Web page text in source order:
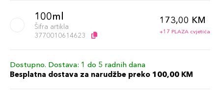
100ml
Šifra artikla
3770010614623
173,00 KM
+17 PLAZA cvjetića
Dostupno. Dostava: 1 do 5 radnih dana
Besplatna dostava za narudžbe preko 100,00 KM